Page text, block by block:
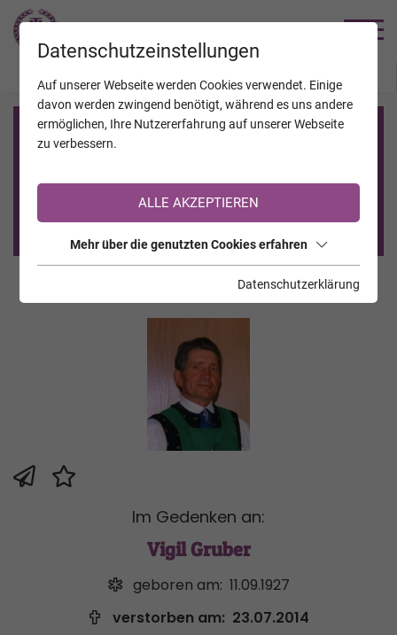
Registrierung auf TrauerHilfe.it
Sie sind noch nicht auf TrauerHilfe.it registriert?
>> zur kostenlosen Registrierung <<
Im Gedenken an:
Vigil Gruber
geboren am: 11.09.1927
verstorben am: 23.07.2014
Datenschutzeinstellungen
Auf unserer Webseite werden Cookies verwendet. Einige
davon werden zwingend benötigt, während es uns andere
ermöglichen, Ihre Nutzererfahrung auf unserer Webseite
zu verbessern.
ALLE AKZEPTIEREN
Mehr über die genutzten Cookies erfahren
Datenschutzerklärung
JAHRESTAGE KALENDER VERSTORBENE